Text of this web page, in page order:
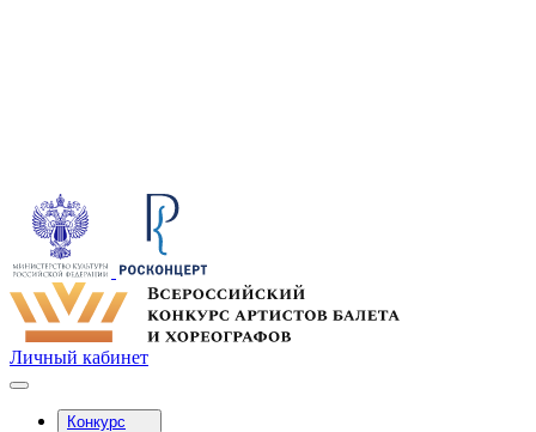
Личный кабинет
Конкурс